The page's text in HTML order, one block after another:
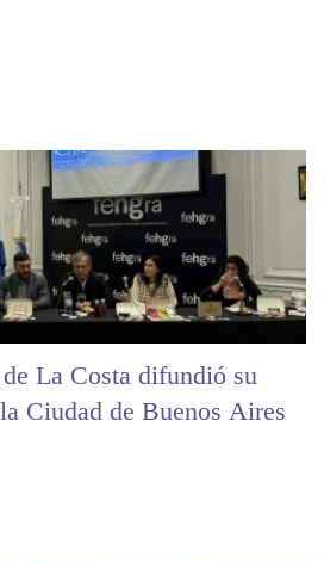
La Costa difundió su
Ciudad de Buenos Aires